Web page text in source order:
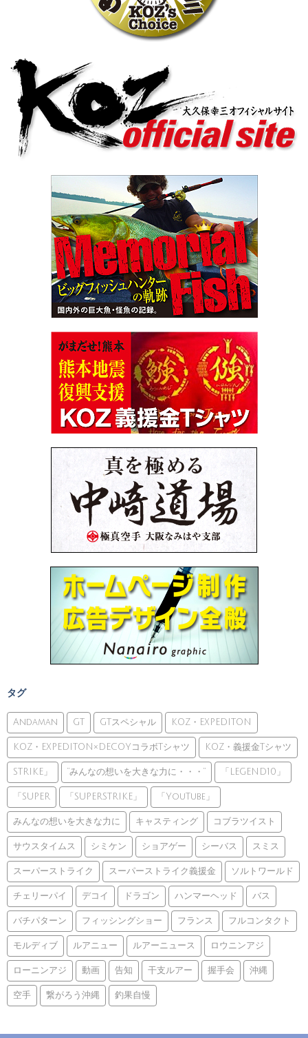
タグ
Andaman GT GTスペシャル KOZ・EXPEDITON
KOZ・EXPEDITON×DECOYコラボTシャツ KOZ・義援金Tシャツ
STRIKE」 ”みんなの想いを大きな力に・・・” 「LEGEND10」
「SUPER 「SUPERSTRIKE」 「YouTube」
みんなの想いを大きな力に キャスティング コブラツイスト
サウスタイムス シミケン ショアゲー シーバス スミス
スーパーストライク スーパーストライク義援金 ソルトワールド
チェリーパイ デコイ ドラゴン ハンマーヘッド バス
バチパターン フィッシングショー フランス フルコンタクト
モルディブ ルアニュー ルアーニュース ロウニンアジ
ローニンアジ 動画 告知 干支ルアー 握手会 沖縄
空手 繋がろう沖縄 釣果自慢